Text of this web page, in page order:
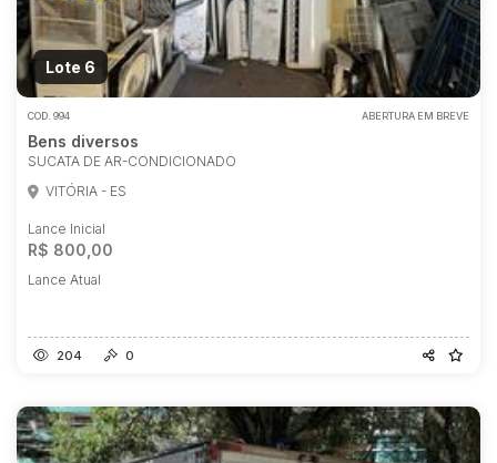
Lote 6
COD. 994 ABERTURA EM BREVE
Bens diversos
SUCATA DE AR-CONDICIONADO
VITÓRIA - ES
Lance Inicial
R$ 800,00
Lance Atual
204 0